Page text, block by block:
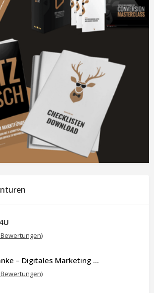
Bewertungen)
Jasmin Schwanke – Digitales Marketing & KI-gestützte Contenterstellung
Bewertungen)